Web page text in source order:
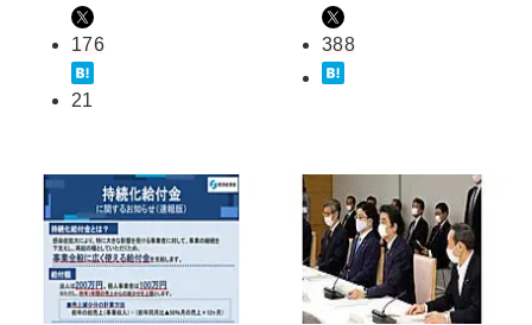
176
21
388